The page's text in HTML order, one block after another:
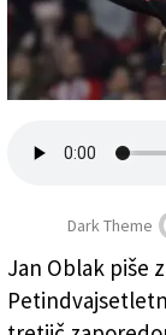
Založnik
Zadruga PD
Jan Oblak še
Dark Theme
Jan Oblak piše